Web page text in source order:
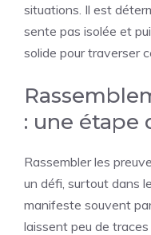
situations. Il est
sente pas isolée et
solide pour traverser
: une étape
Rassembler les
un défi, surtout dans
manifeste souvent
laissent peu de traces